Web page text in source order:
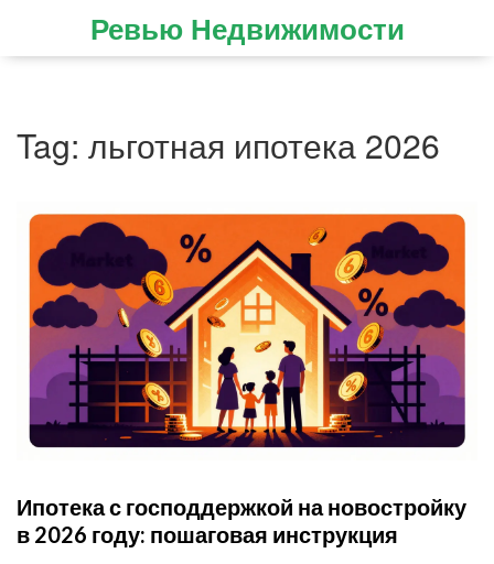
Ревью Недвижимости
Tag: льготная ипотека 2026
Ипотека с господдержкой на новостройку
в 2026 году: пошаговая инструкция